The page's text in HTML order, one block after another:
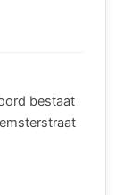
bestaat